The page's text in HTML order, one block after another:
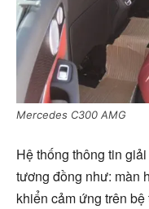
Mercedes C300 AMG
Hệ thống thông tin
tương đồng như: màn
khiển cảm ứng trên